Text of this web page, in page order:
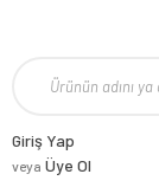
Giriş Yap
veya Üye Ol